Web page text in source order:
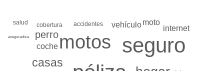
seguro
motos
casas
perro
coche
internet
moto
vehículo
accidentes
cobertura
salud
aseguradora